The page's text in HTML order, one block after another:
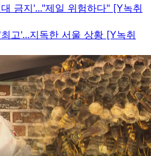
금지'..."제일 위험하다" [Y녹취
고'...지독한 서울 상황 [Y녹취